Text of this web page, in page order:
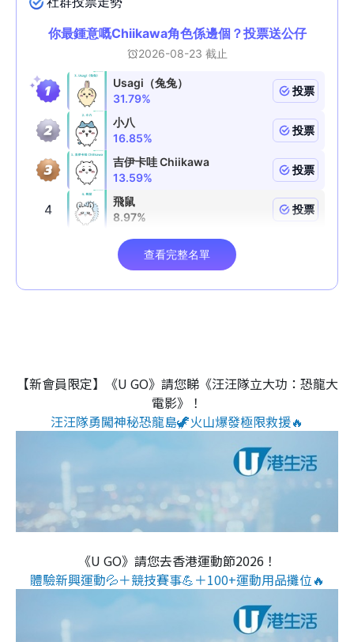
【新會員限定】《U GO》請您睇《汪汪隊立大功：恐龍大
電影》！
汪汪隊勇闖神秘恐龍島🦖火山爆發極限救援🔥
《U GO》請您去香港運動節2026！
體驗新興運動💦＋競技賽事💪＋100+運動用品攤位🔥